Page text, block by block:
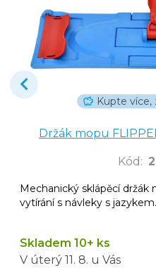
Kupte
Držák mopu
Kód :
Mechanický sklápěcí
vytírání s návleky s jazykem.
Skladem 10+ ks
V úterý 11. 8. u Vás